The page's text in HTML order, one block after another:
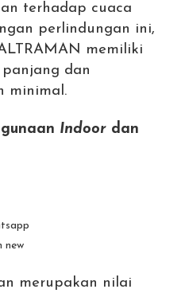
terhadap cuaca
perlindungan ini,
memiliki
dan
minimal.
Indoor dan
merupakan nilai